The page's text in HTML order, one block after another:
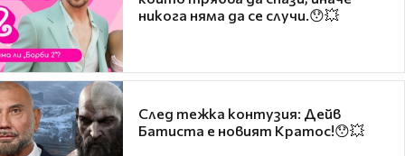
никога няма да се случи.😯💥
След тежка контузия: Дейв
Батиста е новият Кратос!😯💥